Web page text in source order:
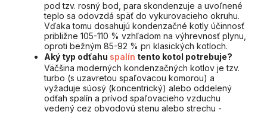
pod tzv. rosný bod, para skondenzuje a uvoľnené
teplo sa odovzdá späť do vykurovacieho okruhu.
Vďaka tomu dosahujú kondenzačné kotly účinnosť
približne 105-110 % vzhľadom na výhrevnosť plynu,
oproti bežným 85-92 % pri klasických kotloch.
Aký typ odťahu spalín tento kotol potrebuje?
Väčšina moderných kondenzačných kotlov je tzv.
turbo (s uzavretou spaľovacou komorou) a
vyžaduje súosý (koncentrický) alebo oddelený
odťah spalín a prívod spaľovacieho vzduchu
vedený cez obvodovú stenu alebo strechu -